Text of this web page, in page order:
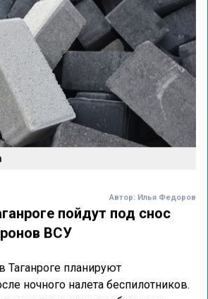
Автор: Илья Федоров
пойдут под снос
ВСУ
планируют
ночного налета беспилотников.